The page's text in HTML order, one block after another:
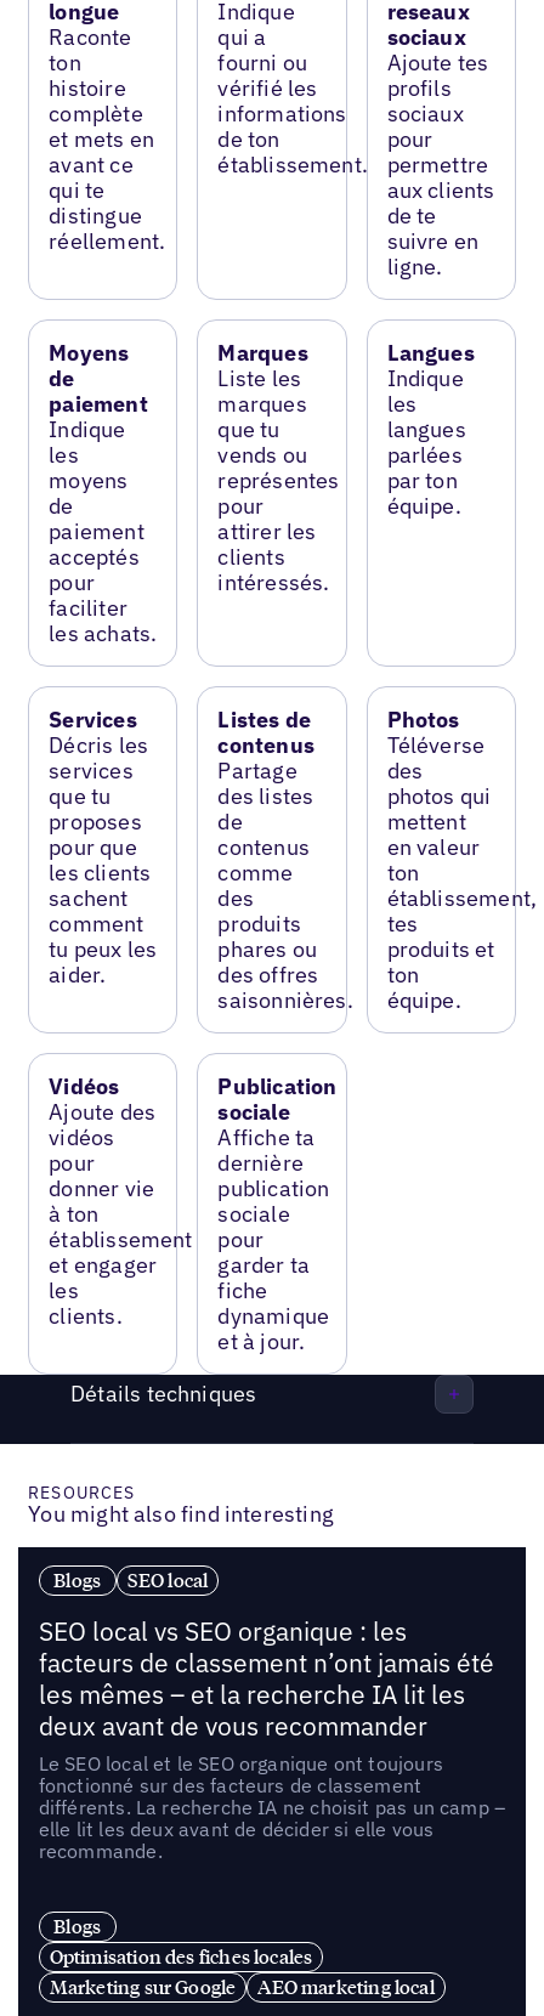
longue
Raconte
ton
histoire
complète
et mets en
avant ce
qui te
distingue
réellement.
Indique
qui a
fourni ou
vérifié les
informations
de ton
établissement.
reseaux
sociaux
Ajoute tes
profils
sociaux
pour
permettre
aux clients
de te
suivre en
ligne.
Moyens
de
paiement
Indique
les
moyens
de
paiement
acceptés
pour
faciliter
les achats.
Marques
Liste les
marques
que tu
vends ou
représentes
pour
attirer les
clients
intéressés.
Langues
Indique
les
langues
parlées
par ton
équipe.
Services
Décris les
services
que tu
proposes
pour que
les clients
sachent
comment
tu peux les
aider.
Listes de
contenus
Partage
des listes
de
contenus
comme
des
produits
phares ou
des offres
saisonnières.
Photos
Téléverse
des
photos qui
mettent
en valeur
ton
établissement,
tes
produits et
ton
équipe.
Vidéos
Ajoute des
vidéos
pour
donner vie
à ton
établissement
et engager
les
clients.
Publication
sociale
Affiche ta
dernière
publication
sociale
pour
garder ta
fiche
dynamique
et à jour.
Détails techniques
RESOURCES
You might also find interesting
Blogs SEO local
SEO local vs SEO organique : les
facteurs de classement n’ont jamais été
les mêmes – et la recherche IA lit les
deux avant de vous recommander
Le SEO local et le SEO organique ont toujours
fonctionné sur des facteurs de classement
différents. La recherche IA ne choisit pas un camp –
elle lit les deux avant de décider si elle vous
recommande.
Blogs
Optimisation des fiches locales
Marketing sur Google
AEO marketing local